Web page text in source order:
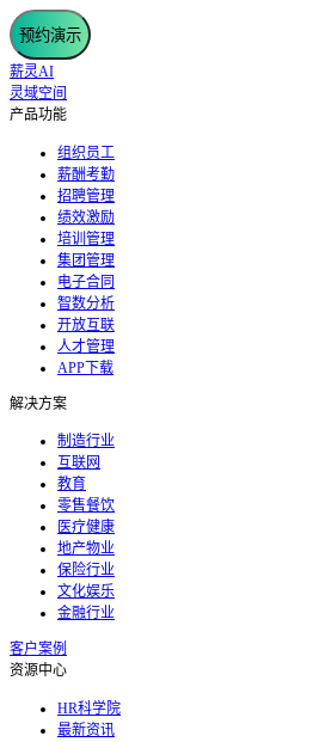
预约演示
薪灵AI
灵域空间
产品功能
组织员工
薪酬考勤
招聘管理
绩效激励
培训管理
集团管理
电子合同
智数分析
开放互联
人才管理
APP下载
解决方案
制造行业
互联网
教育
零售餐饮
医疗健康
地产物业
保险行业
文化娱乐
金融行业
客户案例
资源中心
HR科学院
最新资讯